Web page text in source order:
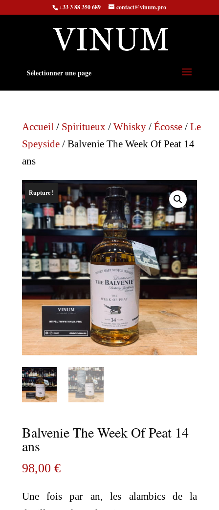
+33 3 88 350 689 contact@vinum.pro
Sélectionner une page
Accueil/ Spiritueux/ Whisky/ Écosse/ Le
Speyside/ Balvenie The Week Of Peat 14
ans
Rupture !
Balvenie The Week Of Peat 14
ans
98,00 €
Une fois par an, les alambics de la